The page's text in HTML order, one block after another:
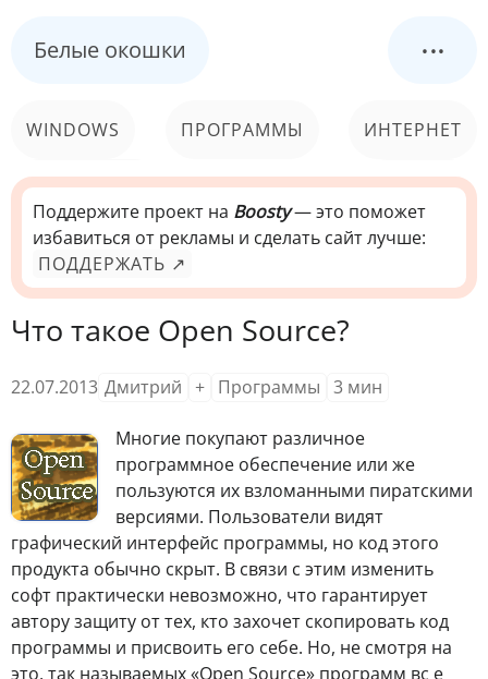
Белые окошки ...
WINDOWS ПРОГРАММЫ ИНТЕРНЕТ
КОМПЬЮТЕР
СИСТЕМА
Поддержите проект на Boosty— это поможет
избавиться от рекламы и сделать сайт лучше:
ПОДДЕРЖАТЬ ↗
Что такое Open Source?
22.07.2013 Дмитрий + Программы 3 мин
Многие покупают различное
программное обеспечение или же
пользуются их взломанными пиратскими
версиями. Пользователи видят
графический интерфейс программы, но код этого
продукта обычно скрыт. В связи с этим изменить
софт практически невозможно, что гарантирует
автору защиту от тех, кто захочет скопировать код
программы и присвоить его себе. Но, не смотря на
это, так называемых «Open Source» программ вс е